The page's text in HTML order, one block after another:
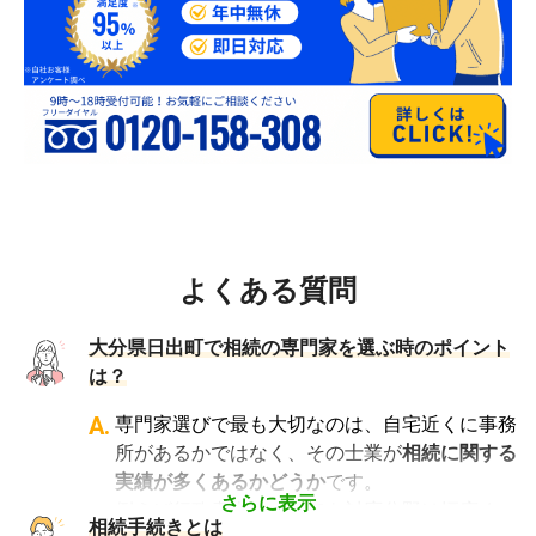
よくある質問
大分県日出町で相続の専門家を選ぶ時のポイント
は？
さらに表示
A. 専門家選びで最も大切なのは、自宅近くに事務
所があるかではなく、その士業が相続に関する
実績が多くあるかどうかです。
例えば行政書士といっても対応分野は幅広く、
相続手続きとは